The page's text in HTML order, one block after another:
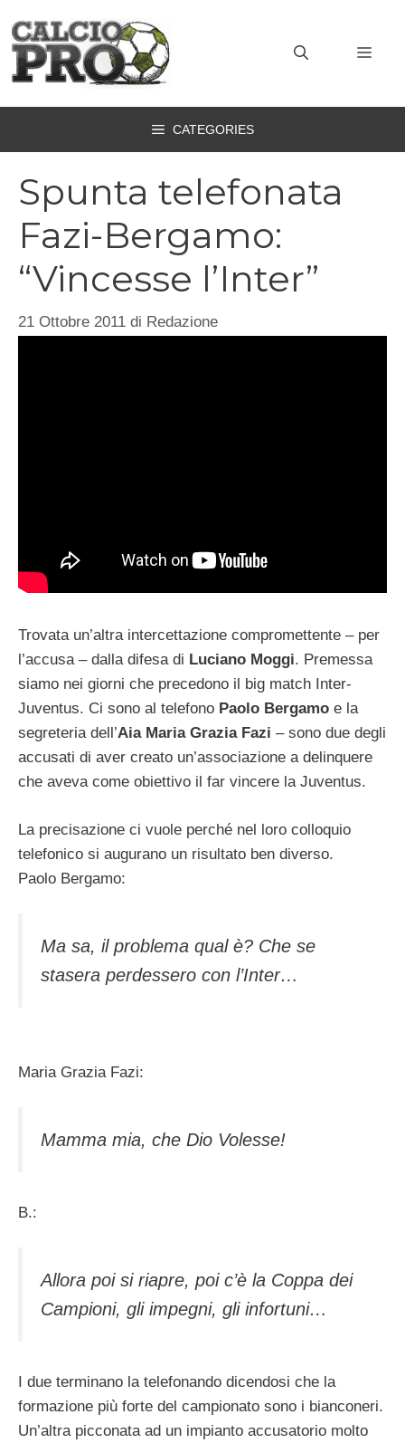
contenuto
CATEGORIES
Spunta telefonata
Fazi-Bergamo:
“Vincesse l’Inter”
21 Ottobre 2011 di Redazione
Trovata un’altra intercettazione compromettente – per
l’accusa – dalla difesa di Luciano Moggi. Premessa
siamo nei giorni che precedono il big match Inter-
Juventus. Ci sono al telefono Paolo Bergamo e la
segreteria dell’Aia Maria Grazia Fazi – sono due degli
accusati di aver creato un’associazione a delinquere
che aveva come obiettivo il far vincere la Juventus.
La precisazione ci vuole perché nel loro colloquio
telefonico si augurano un risultato ben diverso.
Paolo Bergamo:
Ma sa, il problema qual è? Che se
stasera perdessero con l’Inter…
Maria Grazia Fazi:
Mamma mia, che Dio Volesse!
B.:
Allora poi si riapre, poi c’è la Coppa dei
Campioni, gli impegni, gli infortuni…
I due terminano la telefonando dicendosi che la
formazione più forte del campionato sono i bianconeri.
Un’altra picconata ad un impianto accusatorio molto